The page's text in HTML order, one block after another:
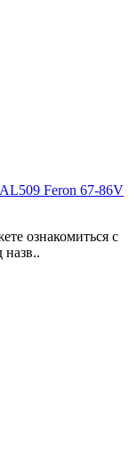
Feron 67-86V
ознакомиться с
назв..